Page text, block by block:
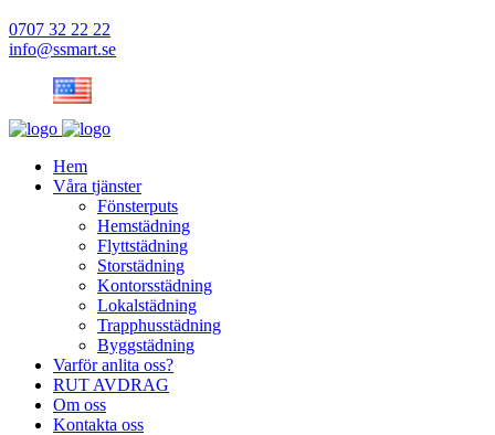
0707 32 22 22
info@ssmart.se
Hem
Våra tjänster
Fönsterputs
Hemstädning
Flyttstädning
Storstädning
Kontorsstädning
Lokalstädning
Trapphusstädning
Byggstädning
Varför anlita oss?
RUT AVDRAG
Om oss
Kontakta oss